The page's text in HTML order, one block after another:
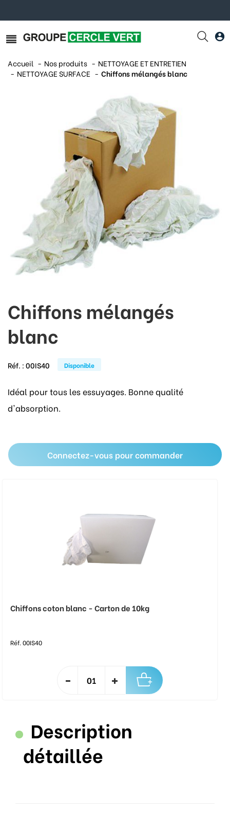
Accueil Nos produits
NETTOYAGE ET ENTRETIEN
NETTOYAGE SURFACE
Chiffons mélangés blanc
Chiffons mélangés
blanc
Réf. :00IS40 Disponible
Idéal pour tous les essuyages. Bonne qualité
d'absorption.
Connectez-vous pour commander
Chiffons coton blanc - Carton de 10kg
Réf. 00IS40
Description
détaillée